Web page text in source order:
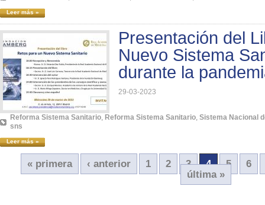
Leer más »
Presentación del
Nuevo Sistema
durante la
29-03-2023
Reforma Sistema Sanitario Reforma Sistema Sanitario Sistema Nacional
sns
Leer más »
« primera ‹ anterior 1 2 3 4 5
6
última »